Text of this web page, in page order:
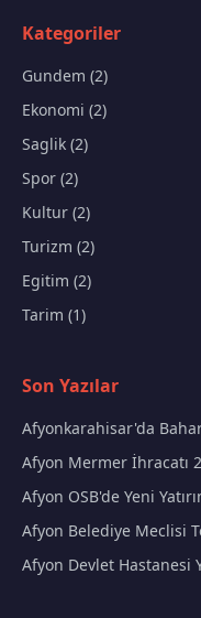
Kategoriler
Gundem (2)
Ekonomi (2)
Saglik (2)
Spor (2)
Kultur (2)
Turizm (2)
Egitim (2)
Tarim (1)
Son Yazılar
Afyonkarahisar'da
Afyon Mermer İhracatı
Afyon OSB'de Yeni
Afyon Belediye Meclisi
Afyon Devlet Hastanesi